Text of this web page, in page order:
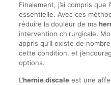
Finalement, j’ai compris que
essentielle. Avec ces
réduire la douleur de ma
intervention chirurgicale.
appris qu’il existe de
cette condition, et
options.
L’hernie discaleest une